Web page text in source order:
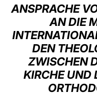
ANSPRACHE
AN DIE
DEN
ZWISCHEN
KIRCHE UND